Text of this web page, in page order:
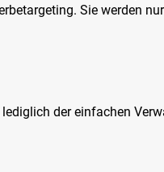
Sie werden
der einfachen